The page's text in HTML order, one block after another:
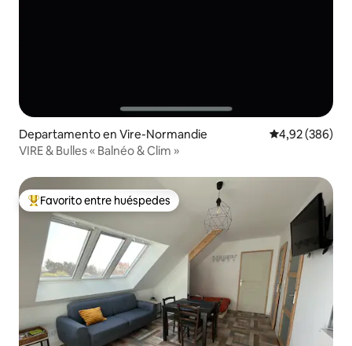
Departamento en Vire-Normandie Calificación
4,92 (386)
VIRE & Bulles « Balnéo & Clim »
Favorito entre los huéspedes más destacados
Favorito entre huéspedes